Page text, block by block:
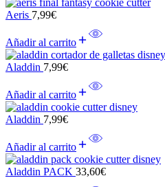
Aeris 7,99€
Añadir al carrito
Aladdin 7,99€
Añadir al carrito
Aladdin 7,99€
Añadir al carrito
Aladdin PACK 33,60€